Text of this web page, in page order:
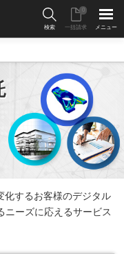
検索 一括請求
0
メニュー
化するお客様のデジタル
ニーズに応えるサービス